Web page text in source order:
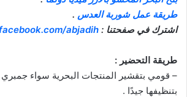
طريقة عمل شوربة العدس .
اشترك في صفحتنا : abjadih
طريقة التحضير :
– قومي بتقشير المنتجات البحرية سواء جمبري
بتنظيفها جيدًا .